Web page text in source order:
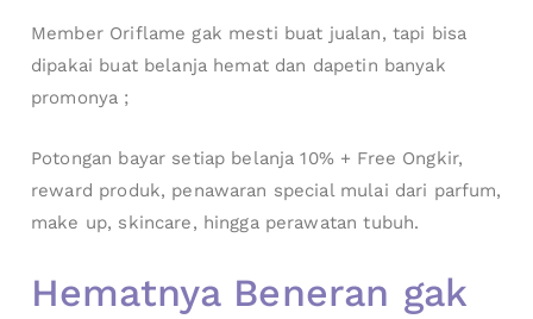
Member Oriflame gak mesti buat jualan, tapi bisa
dipakai buat belanja hemat dan dapetin banyak
promonya ;
Potongan bayar setiap belanja 10% + Free Ongkir,
reward produk, penawaran special mulai dari parfum,
make up, skincare, hingga perawatan tubuh.
Hematnya Beneran gak